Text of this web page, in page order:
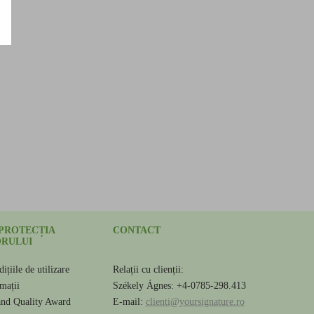
de utilizare
Quality Award
CONTACT
Relații cu clienții:
Székely Ágnes: +4-0785-298.413
E-mail: clienti@yoursignature.ro